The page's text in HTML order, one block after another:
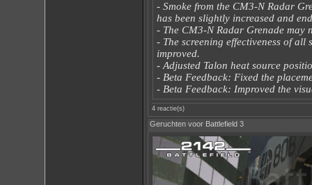
- Smoke from the CM3-N Radar
has been slightly increased and
- The CM3-N Radar Grenade may
- The screening effectiveness of all
improved.
- Adjusted Talon heat source
- Beta Feedback: Fixed the
- Beta Feedback: Improved the
4 reactie(s)
Geruchten voor Battlefield 3